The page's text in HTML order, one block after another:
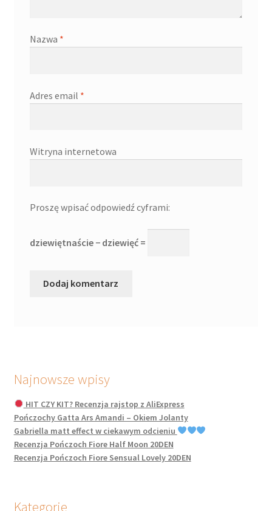
Nazwa *
Adres email *
Witryna internetowa
Proszę wpisać odpowiedź cyframi:
dziewiętnaście − dziewięć =
Najnowsze wpisy
HIT CZY KIT? Recenzja rajstop z AliExpress
Pończochy Gatta Ars Amandi – Okiem Jolanty
Gabriella matt effect w ciekawym odcieniu
Recenzja Pończoch Fiore Half Moon 20DEN
Recenzja Pończoch Fiore Sensual Lovely 20DEN
Kategorie